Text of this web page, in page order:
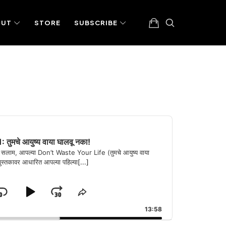
STORE SUBSCRIBE
आयुष्य वाया घालवू नका!
सलाम, आपल्या Don’t Waste Your Life (तुमचे आयुष्य वाया
आधारित आपल्या पहिल्या[...]
SKIP
BACKWARD
PLAY
PAUSE
JUMP
FORWARD
SHARE
EPISODE
13:58